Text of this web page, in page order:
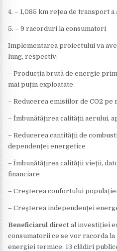
4. – 1,085 km rețea de transport
5. – 9 racorduri la consumatori
Implementarea proiectului va
lung, respectiv:
– Producția brută de energie
mai puțin exploatate
– Reducerea emisiilor de CO2 pe
– Îmbunătățirea calității aerului,
– Reducerea cantității de
dependenței energetice
– Îmbunătățirea calității vieții,
financiare
– Creșterea confortului populației
– Creșterea independenței
Beneficiarul direct al investiției
consumatorii ce se vor racorda
energiei termice: 13 clădiri